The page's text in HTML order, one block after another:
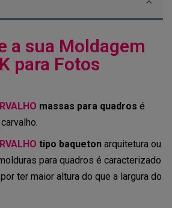
a sua Moldagem
para Fotos
massas para quadros é
tipo baqueton arquitetura ou
para quadros é caracterizado
ter maior altura do que a largura do